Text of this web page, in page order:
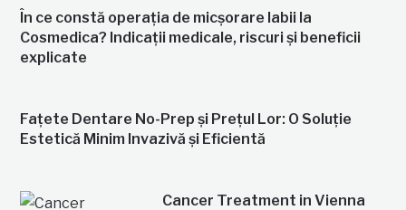
În ce constă operația de micșorare labii la
Cosmedica? Indicații medicale, riscuri și beneficii
explicate
Fațete Dentare No-Prep și Prețul Lor: O Soluție
Estetică Minim Invazivă și Eficientă
Cancer Treatment in Vienna